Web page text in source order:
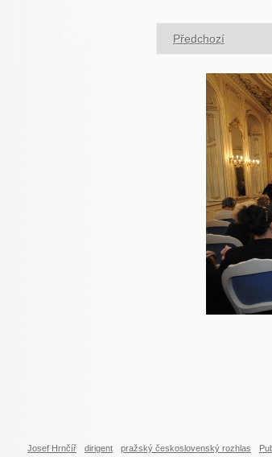
Předchozí
Josef Hrnčíř dirigent pražský československý rozhlas